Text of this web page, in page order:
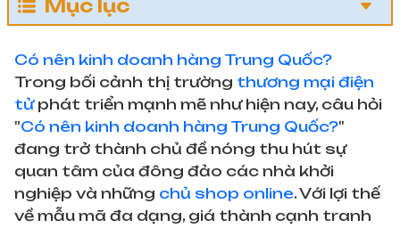
Mục lục
Có nên kinh doanh hàng Trung Quốc?
Trong bối cảnh thị trường thương mại điện
tửphát triển mạnh mẽ như hiện nay, câu hỏi
"Có nên kinh doanh hàng Trung Quốc?"
đang trở thành chủ đề nóng thu hút sự
quan tâm của đông đảo các nhà khởi
nghiệp và những chủ shop online. Với lợi thế
về mẫu mã đa dạng, giá thành cạnh tranh